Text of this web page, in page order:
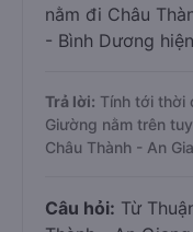
nằm đi Châu
- Bình Dương
Trả lời: Tính tới thời
Giường nằm trên
Châu Thành - An
Câu hỏi: Từ